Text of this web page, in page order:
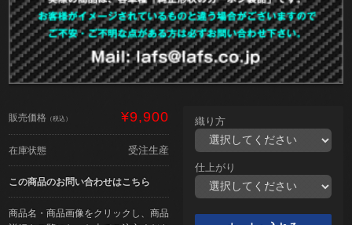
販売価格 （税込） ¥9,900
在庫状態 受注生産
この商品のお問い合わせはこちら
商品名・商品画像をクリックし、商品
織り方
仕上がり